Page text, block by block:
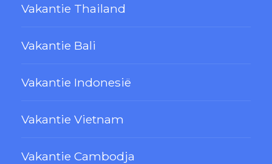
Vakantie Thailand
Vakantie Bali
Vakantie Indonesië
Vakantie Vietnam
Vakantie Cambodja